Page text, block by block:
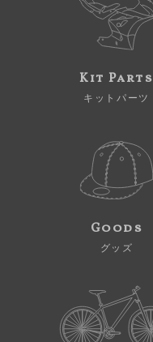
Kit Parts
キットパーツ
Goods
グッズ